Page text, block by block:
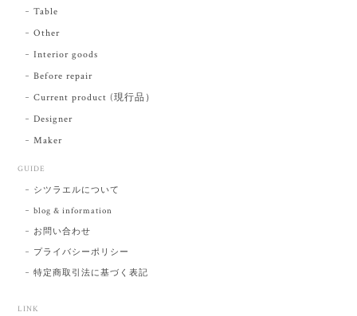
Table
Other
Interior goods
Before repair
Current product (現行品）
Designer
Maker
GUIDE
シツラエルについて
blog & information
お問い合わせ
プライバシーポリシー
特定商取引法に基づく表記
LINK